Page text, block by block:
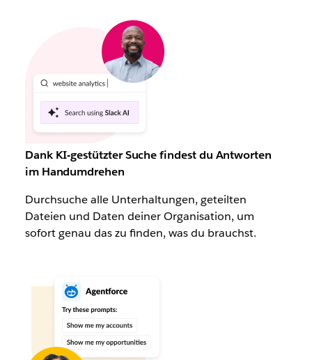
Dank KI-gestützter Suche findest du Antworten
im Handumdrehen
Durchsuche alle Unterhaltungen, geteilten
Dateien und Daten deiner Organisation, um
sofort genau das zu finden, was du brauchst.